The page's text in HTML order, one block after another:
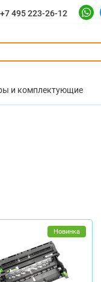
+7 495 223-26-12
и комплектующие
Новинка